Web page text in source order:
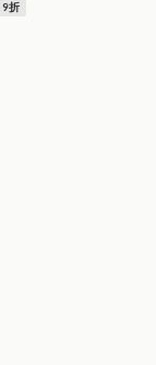
9折